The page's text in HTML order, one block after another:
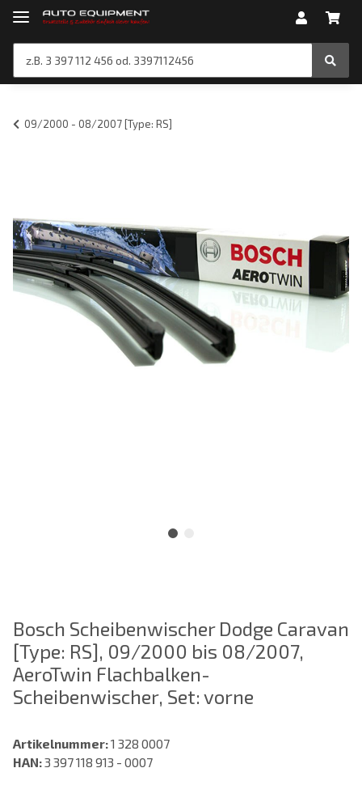
09/2000 - 08/2007 [Type: RS]
Bosch Scheibenwischer Dodge Caravan
[Type: RS], 09/2000 bis 08/2007,
AeroTwin Flachbalken-
Scheibenwischer, Set: vorne
Artikelnummer:1 328 0007
HAN:3 397 118 913 - 0007